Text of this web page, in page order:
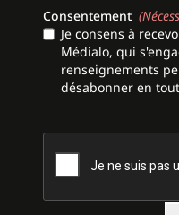
Consentement
Je consens à
Médialo, qui
renseignements
désabonner en
CAPTCHA